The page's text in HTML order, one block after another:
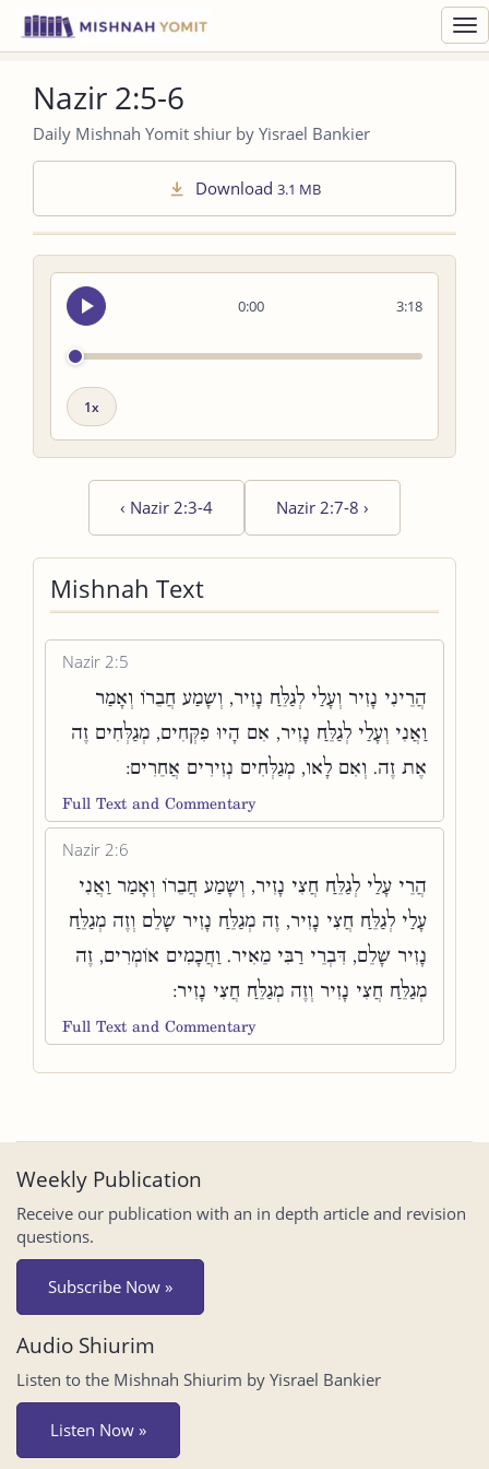
Nazir 2:5-6
Daily Mishnah Yomit shiur by Yisrael Bankier
Download 3.1 MB
0:00
Seek
audio
3:18
Playback
‹ Nazir 2:3-4 Nazir 2:7-8 ›
Mishnah Text
Nazir 2:5
הֲרֵינִי נָזִיר וְעָלַי לְגַלֵּחַ נָזִיר, וְשָׁמַע חֲבֵרוֹ וְאָמַר
וַאֲנִי וְעָלַי לְגַלֵּחַ נָזִיר, אִם הָיוּ פִקְּחִים, מְגַלְּחִים זֶה
אֶת זֶה. וְאִם לָאו, מְגַלְּחִים נְזִירִים אֲחֵרִים:
Full Text and Commentary
Nazir 2:6
הֲרֵי עָלַי לְגַלֵּחַ חֲצִי נָזִיר, וְשָׁמַע חֲבֵרוֹ וְאָמַר וַאֲנִי
עָלַי לְגַלֵּחַ חֲצִי נָזִיר, זֶה מְגַלֵּחַ נָזִיר שָׁלֵם וְזֶה מְגַלֵּחַ
נָזִיר שָׁלֵם, דִּבְרֵי רַבִּי מֵאִיר. וַחֲכָמִים אוֹמְרִים, זֶה
מְגַלֵּחַ חֲצִי נָזִיר וְזֶה מְגַלֵּחַ חֲצִי נָזִיר:
Full Text and Commentary
Weekly Publication
Receive our publication with an in depth article and revision
questions.
Subscribe Now »
Audio Shiurim
Listen to the Mishnah Shiurim by Yisrael Bankier
Listen Now »